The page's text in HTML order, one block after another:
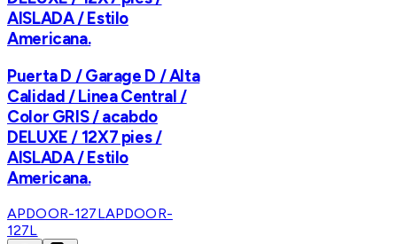
AISLADA / Estilo
Americana.
Puerta D / Garage D / Alta
Calidad / Linea Central /
Color GRIS / acabdo
DELUXE / 12X7 pies /
AISLADA / Estilo
Americana.
APDOOR-127LAPDOOR-
127L